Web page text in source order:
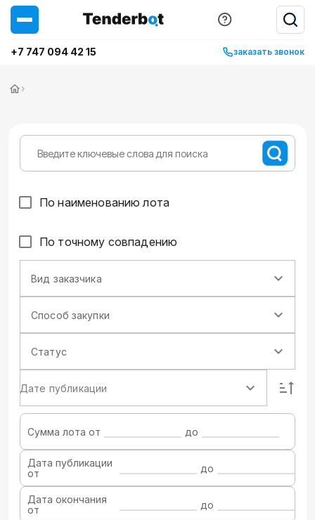
+7 747 094 42 15 заказать звонок
›
По наименованию лота
По точному совпадению
Вид заказчика
Способ закупки
Статус
Дате публикации
Сумма лота от до
Дата публикации
от
до
Дата окончания
от
до